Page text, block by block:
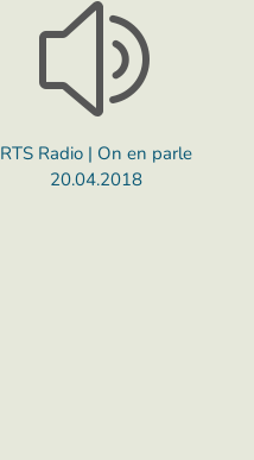
z
RTS Radio | On en parle
20.04.2018